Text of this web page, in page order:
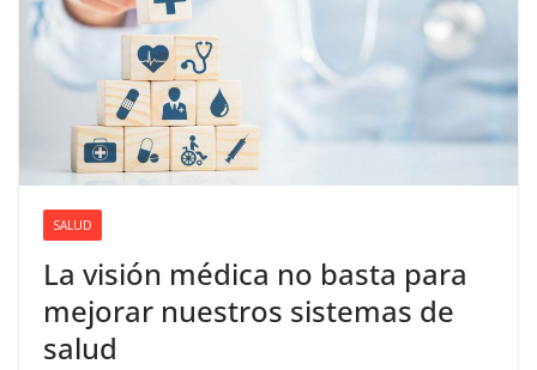
SALUD
La visión médica no basta para
mejorar nuestros sistemas de
salud